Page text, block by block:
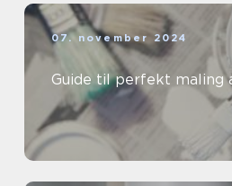
07. november 2024
Guide til perfekt maling